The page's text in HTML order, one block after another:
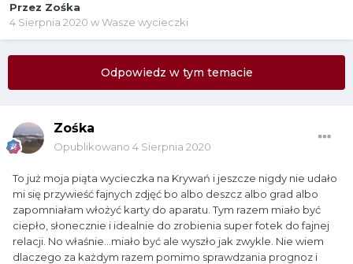
Przez Zośka
4 Sierpnia 2020 wWasze wycieczki
Odpowiedz w tym temacie
Zośka
Opublikowano 4 Sierpnia 2020
To już moja piąta wycieczka na Krywań i jeszcze nigdy nie udało
mi się przywieść fajnych zdjęć bo albo deszcz albo grad albo
zapomniałam włożyć karty do aparatu. Tym razem miało być
ciepło, słonecznie i idealnie do zrobienia super fotek do fajnej
relacji. No właśnie...miało być ale wyszło jak zwykle. Nie wiem
dlaczego za każdym razem pomimo sprawdzania prognoz i